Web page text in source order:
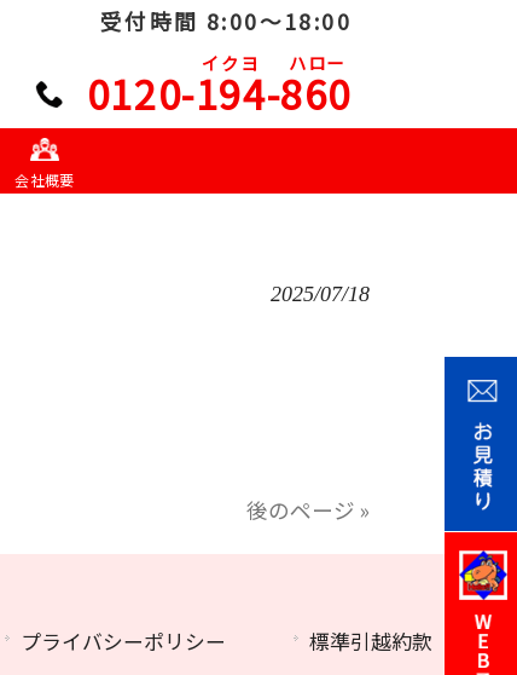
受付時間 8:00～18:00
イクヨ ハロー
0120-194-860
会社概要
2025/07/18
後のページ »
プライバシーポリシー 標準引越約款